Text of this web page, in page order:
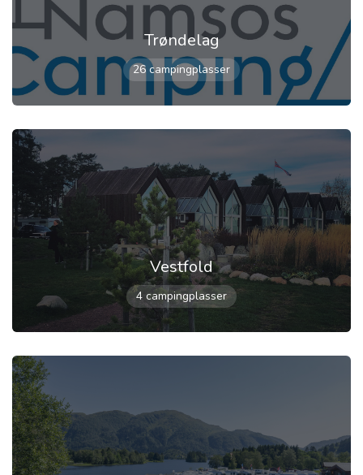
Trøndelag
26 campingplasser
Vestfold
4 campingplasser